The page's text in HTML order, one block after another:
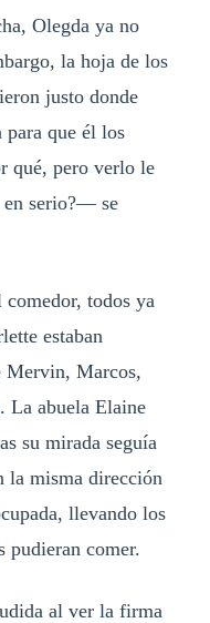
Olegda ya no
la hoja de los
justo donde
que él los
qué, pero verlo le
serio?— se
todos ya
estaban
Mervin, Marcos,
La abuela Elaine
su mirada seguía
la misma dirección
llevando los
pudieran comer.
al ver la firma